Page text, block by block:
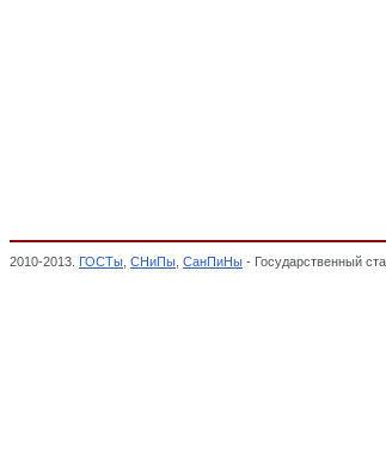
2010-2013. ГОСТы СНиПы СанПиНы - Государственный